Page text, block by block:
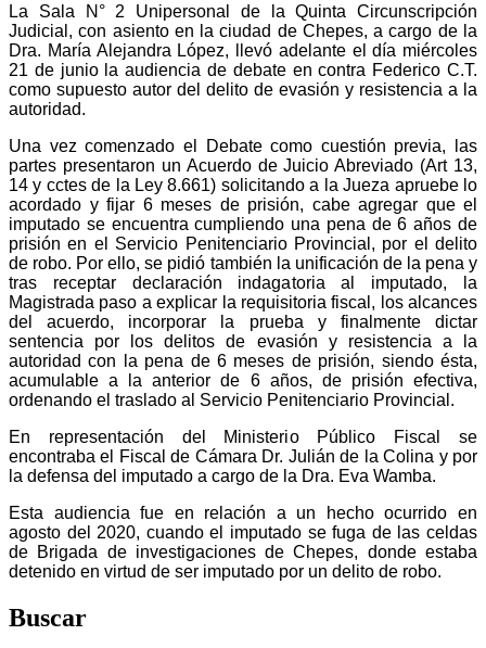
La Sala N° 2 Unipersonal de la Quinta Circunscripción
Judicial, con asiento en la ciudad de Chepes, a cargo de la
Dra. María Alejandra López, llevó adelante el día miércoles
21 de junio la audiencia de debate en contra Federico C.T.
como supuesto autor del delito de evasión y resistencia a la
autoridad.
Una vez comenzado el Debate como cuestión previa, las
partes presentaron un Acuerdo de Juicio Abreviado (Art 13,
14 y cctes de la Ley 8.661) solicitando a la Jueza apruebe lo
acordado y fijar 6 meses de prisión, cabe agregar que el
imputado se encuentra cumpliendo una pena de 6 años de
prisión en el Servicio Penitenciario Provincial, por el delito
de robo. Por ello, se pidió también la unificación de la pena y
tras receptar declaración indagatoria al imputado, la
Magistrada paso a explicar la requisitoria fiscal, los alcances
del acuerdo, incorporar la prueba y finalmente dictar
sentencia por los delitos de evasión y resistencia a la
autoridad con la pena de 6 meses de prisión, siendo ésta,
acumulable a la anterior de 6 años, de prisión efectiva,
ordenando el traslado al Servicio Penitenciario Provincial.
En representación del Ministerio Público Fiscal se
encontraba el Fiscal de Cámara Dr. Julián de la Colina y por
la defensa del imputado a cargo de la Dra. Eva Wamba.
Esta audiencia fue en relación a un hecho ocurrido en
agosto del 2020, cuando el imputado se fuga de las celdas
de Brigada de investigaciones de Chepes, donde estaba
detenido en virtud de ser imputado por un delito de robo.
Buscar